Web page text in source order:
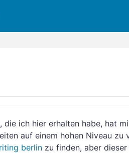
die ich hier erhalten habe, hat
auf einem hohen Niveau zu
berlin zu finden, aber